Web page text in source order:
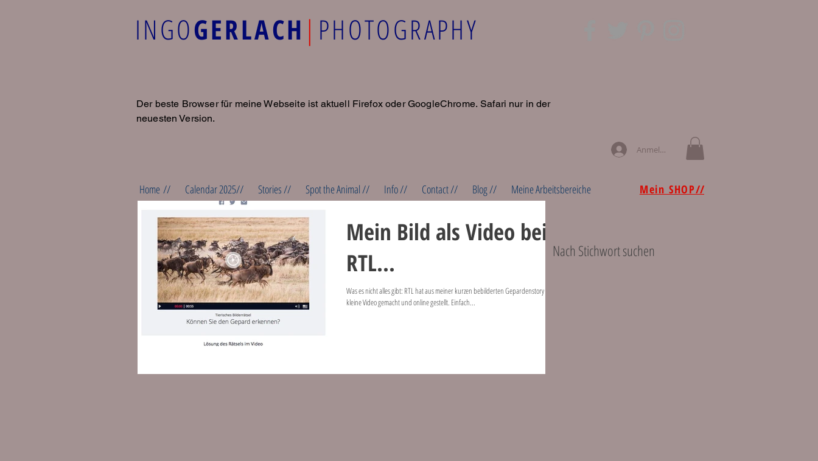
INGOGERLACH | PHOTOGRAPHY
Der beste Browser für meine Webseite ist aktuell Firefox oder GoogleChrome. Safari nur in der
neuesten Version.
Anmelden
Home // Calendar 2025// Stories // Spot the Animal // Info // Contact // Blog // Meine Arbeitsbereiche Mein SHOP//
Mein Bild als Video bei
RTL...
Was es nicht alles gibt: RTL hat aus meiner kurzen bebilderten Gepardenstory ein
kleine Video gemacht und online gestellt. Einfach...
Nach Stichwort suchen